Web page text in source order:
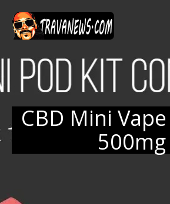
содержанию
CBD Mini
500mg